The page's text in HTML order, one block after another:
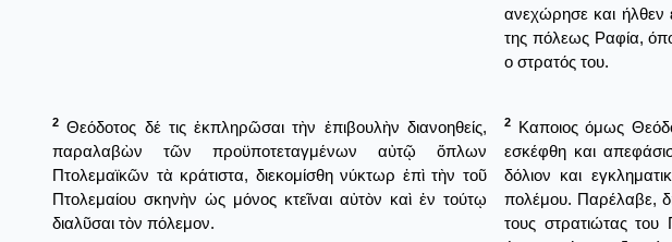
ανεχώρησε και ήλθεν
της πόλεως Ραφία,
ο στρατός του.
2 Θεόδοτος δέ τις ἐκπληρῶσαι τὴν ἐπιβουλὴν διανοηθείς,
παραλαβὼν τῶν προϋποτεταγμένων αὐτῷ ὅπλων
Πτολεμαϊκῶν τὰ κράτιστα, διεκομίσθη νύκτωρ ἐπὶ τὴν τοῦ
Πτολεμαίου σκηνὴν ὡς μόνος κτεῖναι αὐτὸν καὶ ἐν τούτῳ
διαλῦσαι τὸν πόλεμον.
2
Καποιος όμως
εσκέφθη και
δόλιον και
πολέμου. Παρέλαβε,
τους στρατιώτας του